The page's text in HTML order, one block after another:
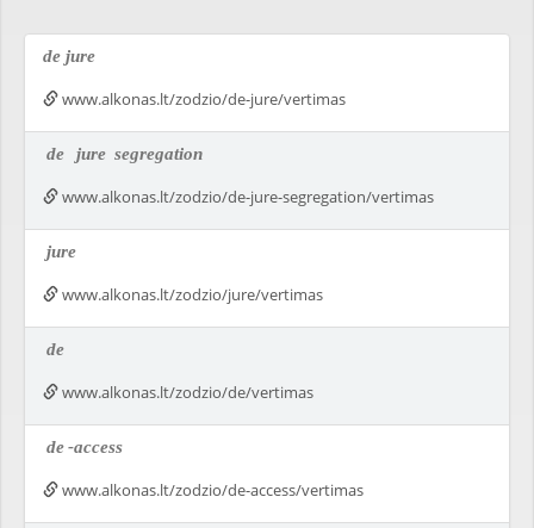
de jure
www.alkonas.lt/zodzio/de-jure/vertimas
de jure segregation
www.alkonas.lt/zodzio/de-jure-segregation/vertimas
jure
www.alkonas.lt/zodzio/jure/vertimas
de
www.alkonas.lt/zodzio/de/vertimas
de-access
www.alkonas.lt/zodzio/de-access/vertimas